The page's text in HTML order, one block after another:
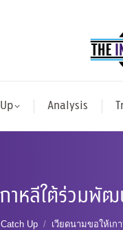
Analysis
าหลีใต้ร่วมพั
here:
Catch Up เวียดนามขอให้เก